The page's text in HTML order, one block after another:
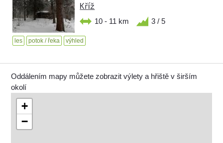
Kříž
10 - 11 km 3 / 5
les potok / řeka výhled
Oddálením mapy můžete zobrazit výlety a hřiště v širším
okolí
+
−